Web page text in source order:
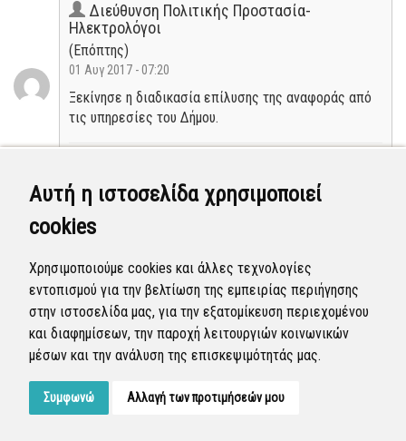
Αυτή η ιστοσελίδα χρησιμοποιεί
cookies
Χρησιμοποιούμε cookies και άλλες τεχνολογίες
εντοπισμού για την βελτίωση της εμπειρίας περιήγησης
στην ιστοσελίδα μας, για την εξατομίκευση περιεχομένου
και διαφημίσεων, την παροχή λειτουργιών κοινωνικών
μέσων και την ανάλυση της επισκεψιμότητάς μας.
Συμφωνώ Αλλαγή των προτιμήσεών μου
Διεύθυνση Πολιτικής Προστασία-
Ηλεκτρολόγοι
(Επόπτης)
01 Αυγ 2017 - 07:20
Ξεκίνησε η διαδικασία επίλυσης της αναφοράς από
τις υπηρεσίες του Δήμου.
(Επόπτης)
31 Ιουλ 2017 - 07:02
Η αναφορά εξετάσθηκε, εμπίπτει στην αρμοδιότητα
του Δήμου και εμφανίζεται πλέον δημόσια.